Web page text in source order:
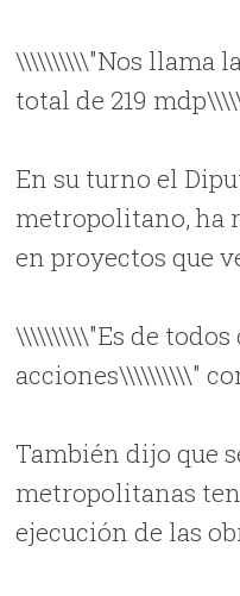
\\\\\\\\\\"Nos llama
total de 219
En su turno el
metropolitano, ha
en proyectos que
\\\\\\\\\\"Es de
acciones\\\\\\\\\\"
También dijo que
metropolitanas
ejecución de las